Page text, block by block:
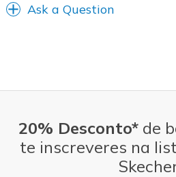
Ask a Question
20% Desconto*de
te inscreveres na